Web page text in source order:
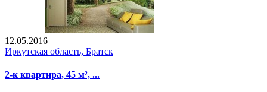
12.05.2016
Иркутская область, Братск
2-к квартира, 45 м², ...